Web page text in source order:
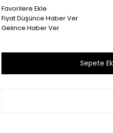
Favorilere Ekle
Fiyat Düşünce Haber Ver
Gelince Haber Ver